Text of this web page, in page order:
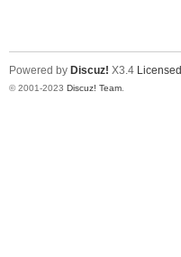
Powered by Discuz! X3.4 Licensed
© 2001-2023 Discuz! Team